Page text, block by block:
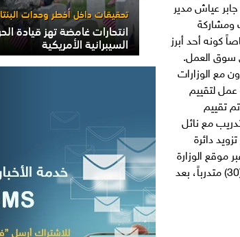
غزة. وأكد جابر عياش مدير
طارق سويدان , بينما سيتم تخريج (300) مشارك ومشاركة
كونه أحد أبرز
سوق العمل.
مع الوزارات
لتقييم
في البرنامج وعدد (6) مدربين , وتم تقييم
مع نائل
دائرة
موقع الوزارة
ومعهد الإعداد الشبابي. فيما تستعد الإدارة العامة للتدريب لإطلاق دورة كتابة مقترحات المشاريع لعدد (30) متدرباً، بعد
تحقيقات داخل أخطر وحدات
انتحارات غامضة تهز قيادة
السيبرانية الأمريكية